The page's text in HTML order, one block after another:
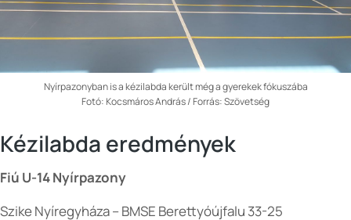
Nyírpazonyban is a kézilabda került még a gyerekek fókuszába
Fotó: Kocsmáros András / Forrás: Szövetség
Kézilabda eredmények
Fiú U-14 Nyírpazony
Szike Nyíregyháza – BMSE Berettyóújfalu 33-25